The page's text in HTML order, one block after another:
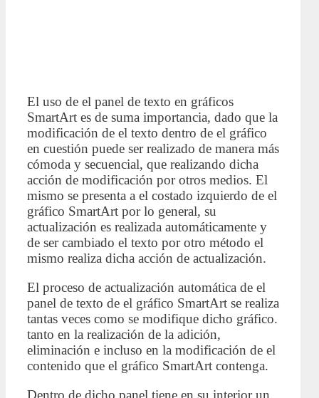
El uso de el panel de texto en gráficos
SmartArt es de suma importancia, dado que la
modificación de el texto dentro de el gráfico
en cuestión puede ser realizado de manera más
cómoda y secuencial, que realizando dicha
acción de modificación por otros medios. El
mismo se presenta a el costado izquierdo de el
gráfico SmartArt por lo general, su
actualización es realizada automáticamente y
de ser cambiado el texto por otro método el
mismo realiza dicha acción de actualización.
El proceso de actualización automática de el
panel de texto de el gráfico SmartArt se realiza
tantas veces como se modifique dicho gráfico.
tanto en la realización de la adición,
eliminación e incluso en la modificación de el
contenido que el gráfico SmartArt contenga.
Dentro de dicho panel tiene en su interior un